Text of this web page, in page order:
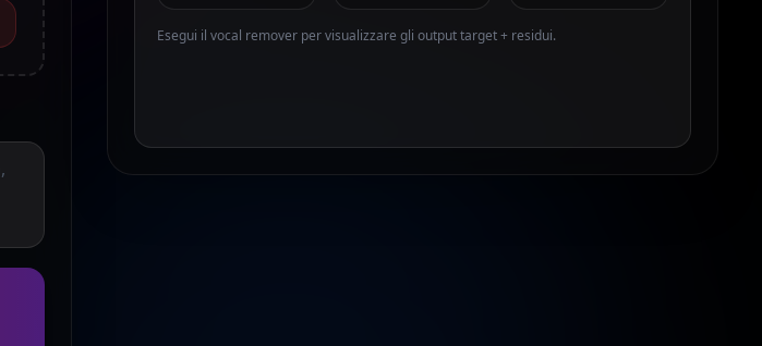
Esegui il vocal remover per visualizzare gli output target + residui.